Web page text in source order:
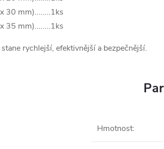
30 mm)........1ks
35 mm)........1ks
rychlejší, efektivnější a bezpečnější.
Hmotnost: